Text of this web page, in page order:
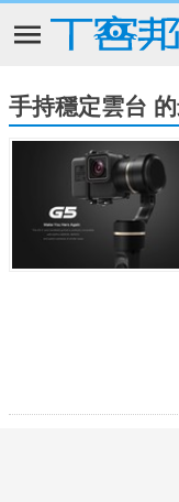
手持穩定雲台